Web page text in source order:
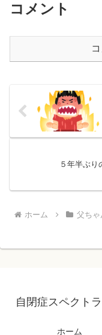
コメント
５年半ぶり
ホーム 父ちゃ
自閉症スペクト
ホーム